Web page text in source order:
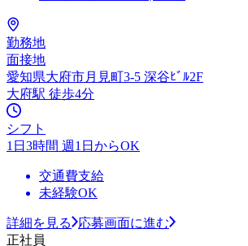
勤務地
面接地
愛知県大府市月見町3-5 深谷ﾋﾞﾙ2F
大府駅 徒歩4分
シフト
1日3時間 週1日からOK
交通費支給
未経験OK
詳細を見る
応募画面に進む
正社員